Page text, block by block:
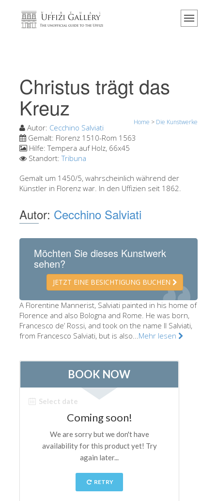
Home
Veranstaltungen & Ausstellungen
Die Uffizien entdecken
Jetzt buchen
Virtuelle Tour
Die Kunstwerke
Die Säle
Bargello Museum
Palatina Galerie
Medici Kapelle
Museo Galileo
Boboli Gardens
The Arnolfo\'s tower
Vasari Corridor
Palazzo Vecchio
Santa Maria Novella
Christus trägt das
Kreuz
Home > Die Kunstwerke
Autor: Cecchino Salviati
Gemalt: Florenz 1510-Rom 1563
Hilfe:Tempera auf Holz, 66x45
Standort:Tribuna
Gemalt um 1450/5, wahrscheinlich während der
Künstler in Florenz war. In den Uffizien seit 1862.
Autor: Cecchino Salviati
Möchten Sie dieses Kunstwerk
sehen?
JETZT EINE BESICHTIGUNG BUCHEN
A Florentine Mannerist, Salviati painted in his home of
Florence and also Bologna and Rome. He was born,
Francesco de’ Rossi, and took on the name Il Salviati,
from Francesco Salviati, but is also...Mehr lesen